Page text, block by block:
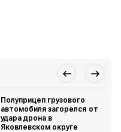
Полуприцеп грузового
автомобиля загорелся от
удара дрона в
Яковлевском округе